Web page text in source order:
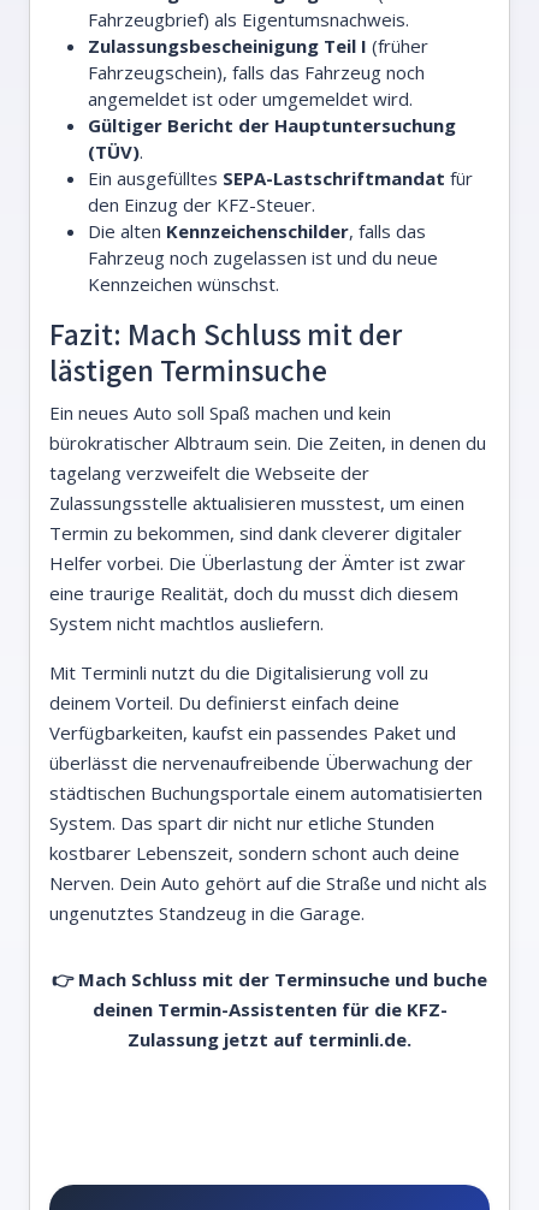
Fahrzeugbrief) als Eigentumsnachweis.
Zulassungsbescheinigung Teil I (früher
Fahrzeugschein), falls das Fahrzeug noch
angemeldet ist oder umgemeldet wird.
Gültiger Bericht der Hauptuntersuchung
(TÜV).
Ein ausgefülltes SEPA-Lastschriftmandat für
den Einzug der KFZ-Steuer.
Die alten Kennzeichenschilder, falls das
Fahrzeug noch zugelassen ist und du neue
Kennzeichen wünschst.
Fazit: Mach Schluss mit der
lästigen Terminsuche
Ein neues Auto soll Spaß machen und kein
bürokratischer Albtraum sein. Die Zeiten, in denen du
tagelang verzweifelt die Webseite der
Zulassungsstelle aktualisieren musstest, um einen
Termin zu bekommen, sind dank cleverer digitaler
Helfer vorbei. Die Überlastung der Ämter ist zwar
eine traurige Realität, doch du musst dich diesem
System nicht machtlos ausliefern.
Mit Terminli nutzt du die Digitalisierung voll zu
deinem Vorteil. Du definierst einfach deine
Verfügbarkeiten, kaufst ein passendes Paket und
überlässt die nervenaufreibende Überwachung der
städtischen Buchungsportale einem automatisierten
System. Das spart dir nicht nur etliche Stunden
kostbarer Lebenszeit, sondern schont auch deine
Nerven. Dein Auto gehört auf die Straße und nicht als
ungenutztes Standzeug in die Garage.
👉 Mach Schluss mit der Terminsuche und buche
deinen Termin-Assistenten für die KFZ-
Zulassung jetzt auf terminli.de.